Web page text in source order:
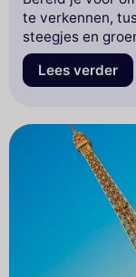
te verkennen,
steegjes en
Lees verder